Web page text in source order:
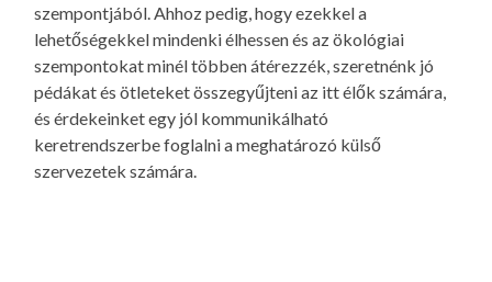
szempontjából. Ahhoz pedig, hogy ezekkel a
lehetőségekkel mindenki élhessen és az ökológiai
szempontokat minél többen átérezzék, szeretnénk jó
pédákat és ötleteket összegyűjteni az itt élők számára,
és érdekeinket egy jól kommunikálható
keretrendszerbe foglalni a meghatározó külső
szervezetek számára.